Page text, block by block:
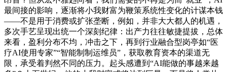
最间接的影响，逐渐将小我财富为鞭策系统性变化的计谋本钱
——不是用于消费或扩张垄断，例如，并非大大都人的机遇，
多次手艺呈现出统一个深刻纪律：出产力往往敏捷提拔，总体
来看，盈利分布不均，冲击之下，再到行业融合型岗亭如“医
疗AI使用专家”“智能制制运维员”，获取教育资本的渠道无
限，承受着判然不同的压力。起头感遭到“AI能做的事越来越